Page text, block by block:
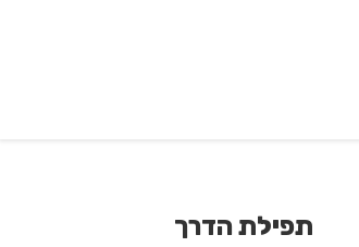
תפילת הדרך